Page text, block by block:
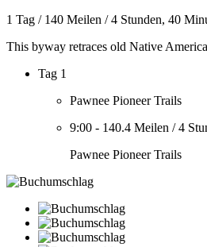
1 Tag / 140 Meilen /4 Stunden, 40
This byway retraces old Native
Tag 1
Pawnee Pioneer Trails
9:00 - 140.4 Meilen /4
Pawnee Pioneer Trails